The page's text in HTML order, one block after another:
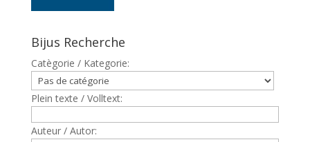
Bijus Recherche
Catègorie / Kategorie:
Plein texte / Volltext:
Auteur / Autor: